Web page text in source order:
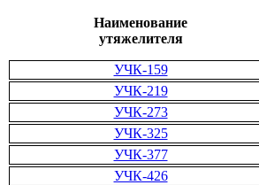
Наименование
утяжелителя
УЧК-159
УЧК-219
УЧК-273
УЧК-325
УЧК-377
УЧК-426